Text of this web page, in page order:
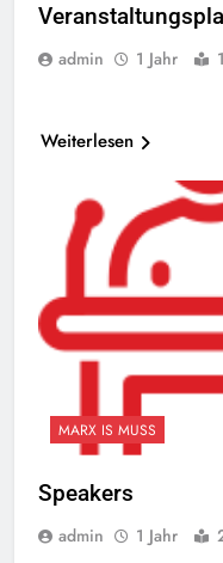
admin 1 Jahr
Weiterlesen
MARX IS MUSS
Speakers
admin 1 Jahr